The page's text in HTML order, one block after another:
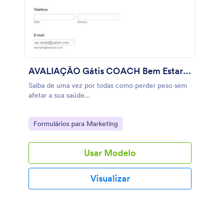
AVALIAÇÃO Gátis COACH Bem Estar Online
Saiba de uma vez por todas como perder peso sem
afetar a sua saúde...
Go to Category:
Formulários para Marketing
Usar Modelo
Visualizar